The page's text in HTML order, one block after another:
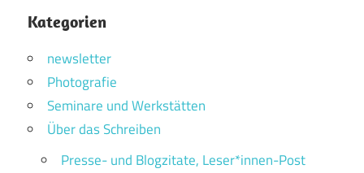
Kategorien
newsletter
Photografie
Seminare und Werkstätten
Über das Schreiben
Presse- und Blogzitate, Leser*innen-Post